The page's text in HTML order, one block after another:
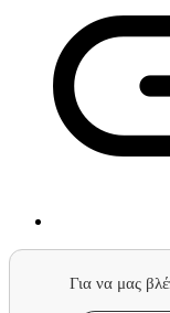
Για να μας